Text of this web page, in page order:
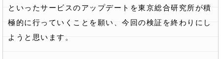
といったサービスのアップデートを東京総合研究所が積
極的に行っていくことを願い、今回の検証を終わりにし
ようと思います。